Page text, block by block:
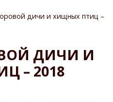
дичи и хищных птиц –
ДИЧИ И
– 2018